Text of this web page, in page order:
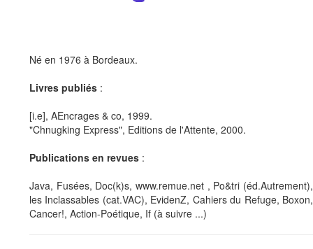
Né en 1976 à Bordeaux.
Livres publiés :
[i.e], AEncrages & co, 1999.
"Chnugking Express", Editions de l'Attente, 2000.
Publications en revues :
Java, Fusées, Doc(k)s, www.remue.net , Po&tri (éd.Autrement),
les Inclassables (cat.VAC), EvidenZ, Cahiers du Refuge, Boxon,
Cancer!, Action-Poétique, If (à suivre ...)